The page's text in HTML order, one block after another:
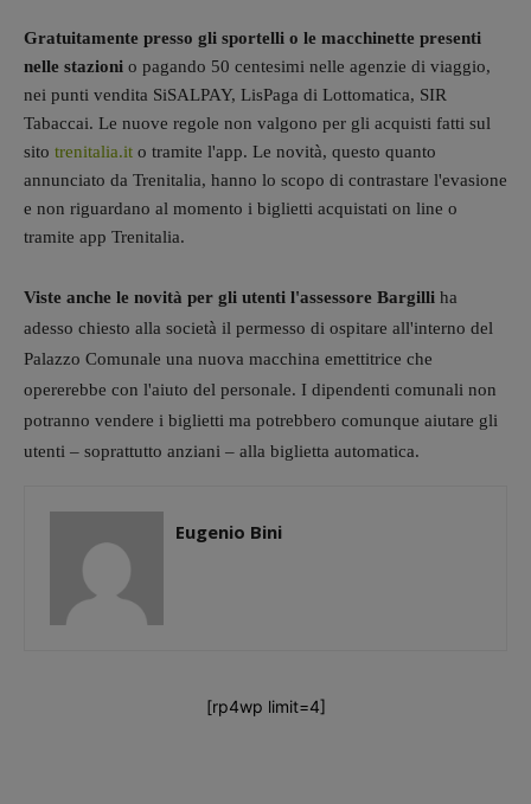
Gratuitamente presso gli sportelli o le macchinette presenti
nelle stazioni o pagando 50 centesimi nelle agenzie di viaggio,
nei punti vendita SiSALPAY, LisPaga di Lottomatica, SIR
Tabaccai. Le nuove regole non valgono per gli acquisti fatti sul
sito trenitalia.it o tramite l'app. Le novità, questo quanto
annunciato da Trenitalia, hanno lo scopo di contrastare l'evasione
e non riguardano al momento i biglietti acquistati on line o
tramite app Trenitalia.
Viste anche le novità per gli utenti l'assessore Bargilli ha
adesso chiesto alla società il permesso di ospitare all'interno del
Palazzo Comunale una nuova macchina emettitrice che
opererebbe con l'aiuto del personale. I dipendenti comunali non
potranno vendere i biglietti ma potrebbero comunque aiutare gli
utenti – soprattutto anziani – alla biglietta automatica.
Eugenio Bini
[rp4wp limit=4]